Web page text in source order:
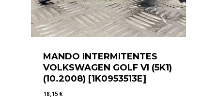
MANDO INTERMITENTES
VOLKSWAGEN GOLF VI (5K1)
(10.2008) [1K0953513E]
18,15€